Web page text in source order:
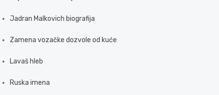
Jadran Malkovich biografija
Zamena vozačke dozvole od kuće
Lavaš hleb
Ruska imena